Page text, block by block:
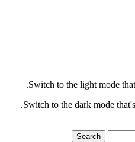
Switch to the light mode
Switch to the dark mode
Search